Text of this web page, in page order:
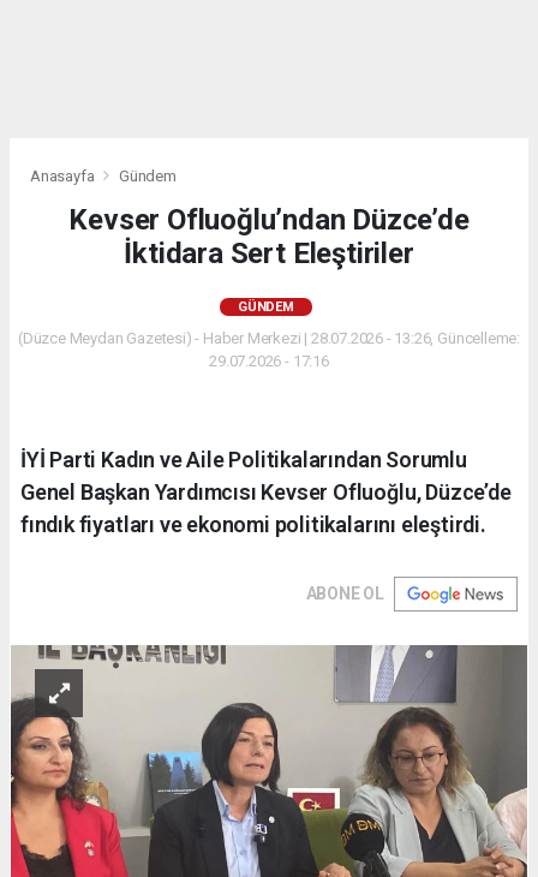
Anasayfa Gündem
Kevser Ofluoğlu’ndan Düzce’de
İktidara Sert Eleştiriler
GÜNDEM
(Düzce Meydan Gazetesi) - Haber Merkezi | 28.07.2026 - 13:26, Güncelleme:
29.07.2026 - 17:16
İYİ Parti Kadın ve Aile Politikalarından Sorumlu
Genel Başkan Yardımcısı Kevser Ofluoğlu, Düzce’de
fındık fiyatları ve ekonomi politikalarını eleştirdi.
ABONE OL